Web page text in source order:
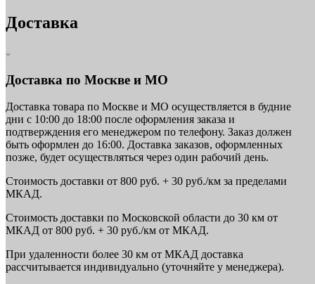
Доставка
Доставка по Москве и МО
Доставка товара по Москве и МО осуществляется в будние
дни с 10:00 до 18:00 после оформления заказа и
подтверждения его менеджером по телефону. Заказ должен
быть оформлен до 16:00. Доставка заказов, оформленных
позже, будет осуществляться через один рабочий день.
Стоимость доставки от 800 руб. + 30 руб./км за пределами
МКАД.
Стоимость доставки по Московской области до 30 км от
МКАД от 800 руб. + 30 руб./км от МКАД.
При удаленности более 30 км от МКАД доставка
рассчитывается индивидуально (уточняйте у менеджера).